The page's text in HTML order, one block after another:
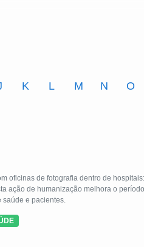
K L M N O
oficinas de fotografia dentro de
ação de humanização melhora o
e pacientes.